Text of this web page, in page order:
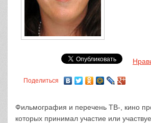
Поделиться
Фильмография и перечень ТВ-, кино
которых принимал участие или